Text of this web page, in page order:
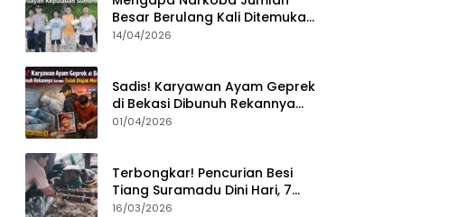
Besar Berulang Kali Ditemukan
di Wilayah Kepulauan
14/04/2026
Sadis! Karyawan Ayam Geprek
di Bekasi Dibunuh Rekannya
karena Tolak Diajak Merampok
01/04/2026
Terbongkar! Pencurian Besi
Tiang Suramadu Dini Hari, 7
ABK Ditangkap Polisi
16/03/2026